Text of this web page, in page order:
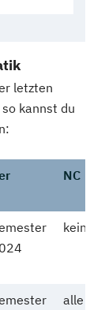
letzten
kannst du
NC
kein
alle